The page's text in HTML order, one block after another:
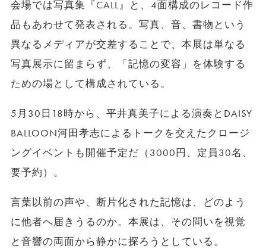
会場では写真集『CALL』と、4面構成のレコード作
品もあわせて発表される。写真、音、書物という
異なるメディアが交差することで、本展は単なる
写真展示に留まらず、「記憶の変容」を体験する
ための場として構成されている。
5月30日18時から、平井真美子による演奏とDAISY
BALLOON河田孝志によるトークを交えたクロージ
ングイベントも開催予定だ（3000円、定員30名、
要予約）。
言葉以前の声や、断片化された記憶は、どのよう
に他者へ届きうるのか。本展は、その問いを視覚
と音響の両面から静かに探ろうとしている。